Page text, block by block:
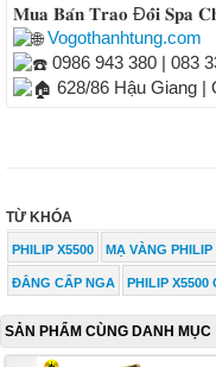
𝐌𝐮𝐚 𝐁𝐚́𝐧 𝐓𝐫𝐚𝐨 Đ𝐨̂̉𝐢 𝐒𝐩𝐚
Vogothanhtung.com
0986 943 380 | 083
628/86 Hậu Giang |
TỪ KHÓA
PHILIP X5500 MẠ VÀNG PHILIP
ĐẲNG CẤP NGA PHILIP X5500
SẢN PHẨM CÙNG DANH MỤC